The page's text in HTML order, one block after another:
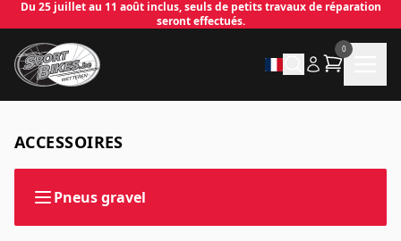
Du 25 juillet au 11 août inclus, seuls de petits travaux de réparation
seront effectués.
0
ACCESSOIRES
Pneus gravel
✕